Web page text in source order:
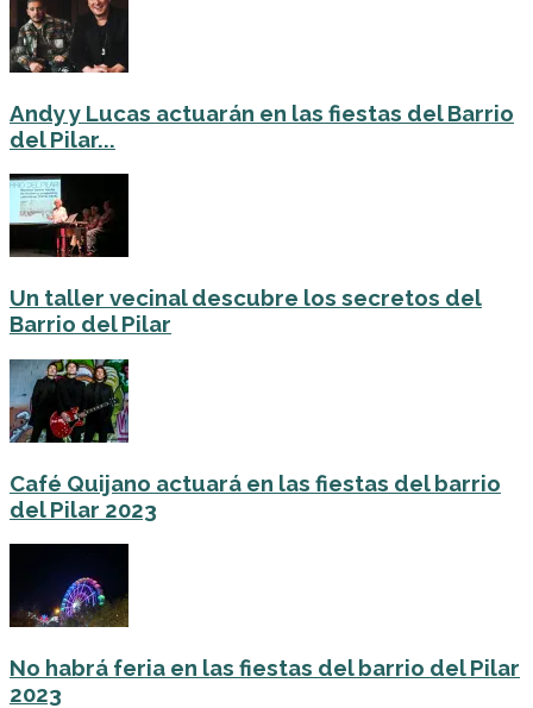
Andy y Lucas actuarán en las fiestas del Barrio
del Pilar...
Un taller vecinal descubre los secretos del
Barrio del Pilar
Café Quijano actuará en las fiestas del barrio
del Pilar 2023
No habrá feria en las fiestas del barrio del Pilar
2023